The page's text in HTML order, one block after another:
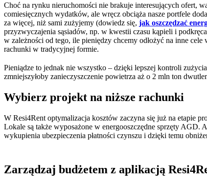
Choć na rynku nieruchomości nie brakuje interesujących ofert,
comiesięcznych wydatków, ale wręcz obciąża nasze portfele
za więcej, niż sami zużyjemy (dowiedz się, jak oszczędzać
przyzwyczajenia sąsiadów, np. w kwestii czasu kąpieli i
w zależności od tego, ile pieniędzy chcemy odłożyć na inne
rachunki w tradycyjnej formie.
Pieniądze to jednak nie wszystko – dzięki lepszej kontroli
zmniejszyłoby zanieczyszczenie powietrza aż o 2 mln ton
Wybierz projekt na niższe rachunki
W Resi4Rent optymalizacja kosztów zaczyna się już na etapie
Lokale są także wyposażone w energooszczędne sprzęty
wykupienia ubezpieczenia płatności czynszu i dzięki temu
Zarządzaj budżetem z aplikacją